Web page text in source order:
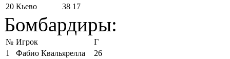
20 Кьево 38 17
Бомбардиры:
№ Игрок
Г
1
Фабио Квальярелла
26